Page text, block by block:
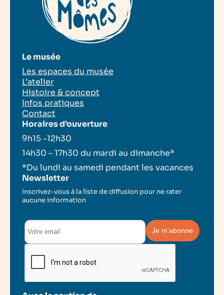
Le musée
Les espaces du musée
L’atelier
Histoire & concept
Infos pratiques
Contact
Horaires d’ouverture
9h15 -12h30
14h30 – 17h30 du mardi au dimanche*
*Du lundi au samedi pendant les vacances
Newsletter
Inscrivez-vous à la liste de diffusion pour ne rater
aucune information